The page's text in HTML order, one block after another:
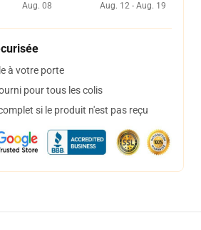
Aug. 08
Aug. 12 - Aug. 19
à votre porte
pour tous les colis
si le produit n'est pas reçu